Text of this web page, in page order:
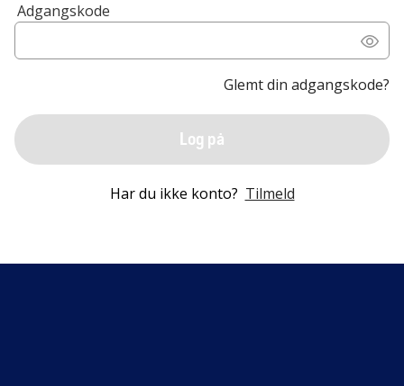
Adgangskode
Glemt din adgangskode?
Log på
Har du ikke konto? Tilmeld